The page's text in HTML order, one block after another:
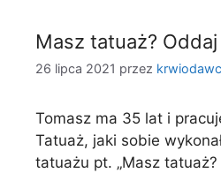
Masz tatuaż?
26 lipca 2021 przez
Tomasz ma 35 lat i
Tatuaż, jaki sobie
tatuażu pt. „Masz tatuaż?